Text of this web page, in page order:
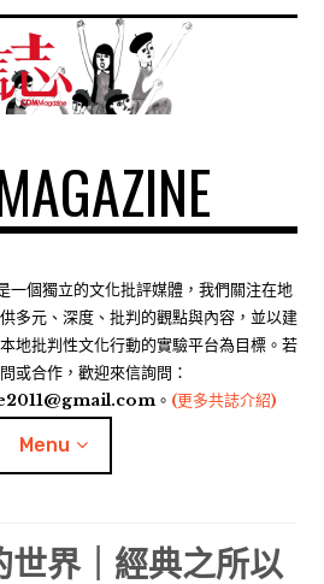
一個獨立的文化批評媒體，我們關注在地
多元、深度、批判的觀點與內容，並以建
地批判性文化行動的實驗平台為目標。若
或合作，歡迎來信詢問：
。 (更多共誌介紹)
Menu
世界｜經典之所以